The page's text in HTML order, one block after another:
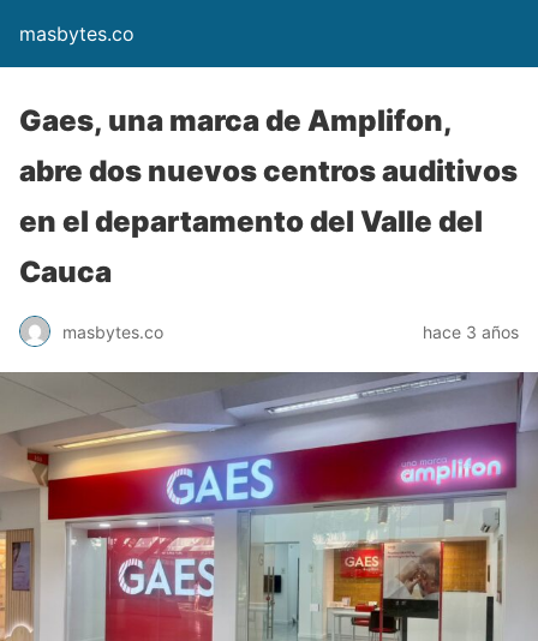
masbytes.co
Gaes, una marca de Amplifon,
abre dos nuevos centros auditivos
en el departamento del Valle del
Cauca
masbytes.co hace 3 años